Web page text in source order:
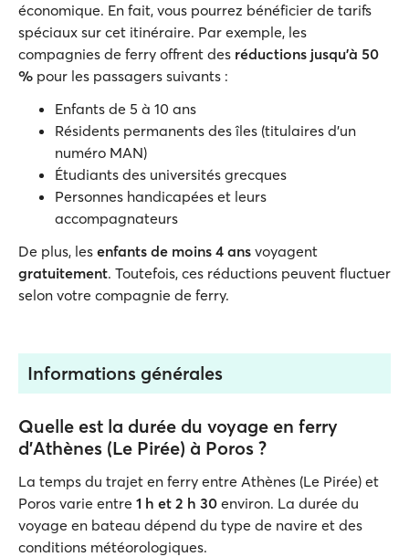
économique. En fait, vous pourrez bénéficier de tarifs
spéciaux sur cet itinéraire. Par exemple, les
compagnies de ferry offrent des réductions jusqu'à 50
% pour les passagers suivants :
Enfants de 5 à 10 ans
Résidents permanents des îles (titulaires d'un
numéro MAN)
Étudiants des universités grecques
Personnes handicapées et leurs
accompagnateurs
De plus, les enfants de moins 4 ans voyagent
gratuitement. Toutefois, ces réductions peuvent fluctuer
selon votre compagnie de ferry.
Informations générales
Quelle est la durée du voyage en ferry
d'Athènes (Le Pirée) à Poros ?
La temps du trajet en ferry entre Athènes (Le Pirée) et
Poros varie entre 1 h et 2 h 30 environ. La durée du
voyage en bateau dépend du type de navire et des
conditions météorologiques.